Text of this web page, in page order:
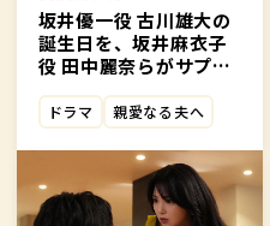
坂井優一役 古川雄大の
誕生日を、坂井麻衣子
役 田中麗奈らがサプラ
ドラマ 親愛なる夫へ